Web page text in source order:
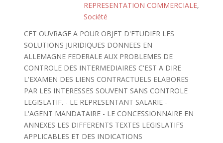
REPRESENTATION COMMERCIALE,
Société
CET OUVRAGE A POUR OBJET D'ETUDIER LES
SOLUTIONS JURIDIQUES DONNEES EN
ALLEMAGNE FEDERALE AUX PROBLEMES DE
CONTROLE DES INTERMEDIAIRES C'EST A DIRE
L'EXAMEN DES LIENS CONTRACTUELS ELABORES
PAR LES INTERESSES SOUVENT SANS CONTROLE
LEGISLATIF. - LE REPRESENTANT SALARIE -
L'AGENT MANDATAIRE - LE CONCESSIONNAIRE EN
ANNEXES LES DIFFERENTS TEXTES LEGISLATIFS
APPLICABLES ET DES INDICATIONS